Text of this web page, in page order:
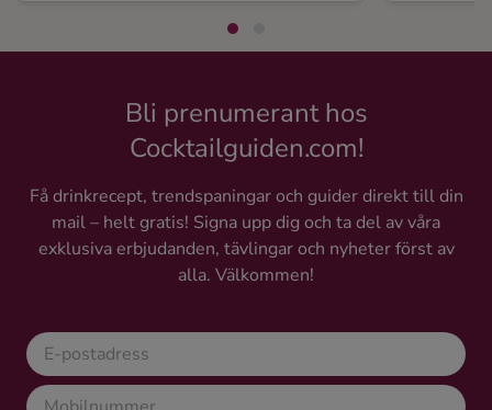
Bli prenumerant hos
Cocktailguiden.com!
Få drinkrecept, trendspaningar och guider direkt till din
mail – helt gratis! Signa upp dig och ta del av våra
exklusiva erbjudanden, tävlingar och nyheter först av
alla. Välkommen!